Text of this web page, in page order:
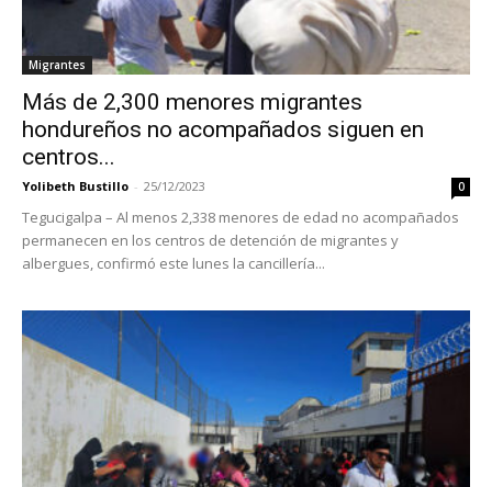
Migrantes
Más de 2,300 menores migrantes
hondureños no acompañados siguen en
centros...
Yolibeth Bustillo - 25/12/2023 0
Tegucigalpa – Al menos 2,338 menores de edad no acompañados
permanecen en los centros de detención de migrantes y
albergues, confirmó este lunes la cancillería...